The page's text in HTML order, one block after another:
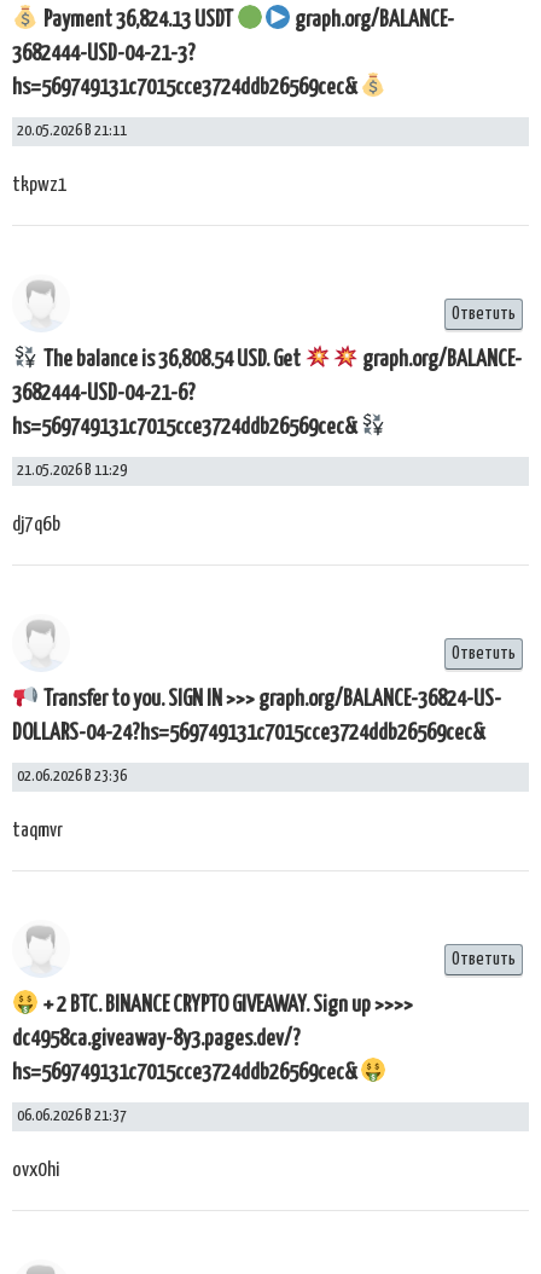
Payment 36,824.13 USDT
graph.org/BALANCE-
3682444-USD-04-21-3?
hs=569749131c7015cce3724ddb26569cec&
20.05.2026 В 21:11
tkpwz1
The balance is 36,808.54 USD. Get
graph.org/BALANCE-
3682444-USD-04-21-6?
hs=569749131c7015cce3724ddb26569cec&
21.05.2026 В 11:29
dj7q6b
Ответить
Transfer to you. SIGN IN >>> graph.org/BALANCE-36824-US-
DOLLARS-04-24?hs=569749131c7015cce3724ddb26569cec&
02.06.2026 В 23:36
taqmvr
Ответить
+ 2 BTC. BINANCE CRYPTO GIVEAWAY. Sign up >>>>
dc4958ca.giveaway-8y3.pages.dev/?
hs=569749131c7015cce3724ddb26569cec&
06.06.2026 В 21:37
ovx0hi
Ответить